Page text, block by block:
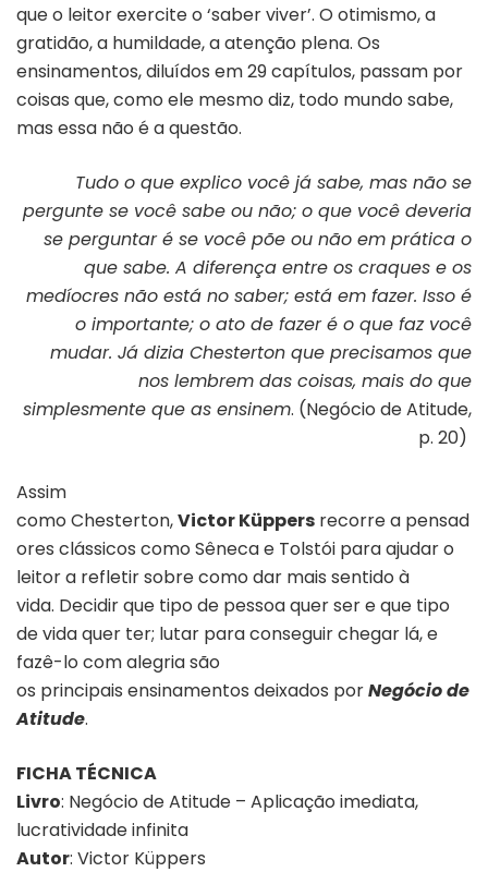
que o leitor exercite o ‘saber viver’. O otimismo, a
gratidão, a humildade, a atenção plena. Os
ensinamentos, diluídos em 29 capítulos, passam por
coisas que, como ele mesmo diz, todo mundo sabe,
mas essa não é a questão.
Tudo o que explico você já sabe, mas não se
pergunte se você sabe ou não; o que você deveria
se perguntar é se você põe ou não em prática o
que sabe. A diferença entre os craques e os
medíocres não está no saber; está em fazer. Isso é
o importante; o ato de fazer é o que faz você
mudar. Já dizia Chesterton que precisamos que
nos lembrem das coisas, mais do que
simplesmente que as ensinem. (Negócio de Atitude,
p. 20)
Assim
como Chesterton,Victor Küppers recorre a pensad
ores clássicos como Sêneca e Tolstói para ajudar o
leitor a refletir sobre como dar mais sentido à
vida. Decidir que tipo de pessoa quer ser e que tipo
de vida quer ter; lutar para conseguir chegar lá, e
fazê-lo com alegria são
os principais ensinamentos deixados porNegócio de
Atitude.
FICHA TÉCNICA
Livro: Negócio de Atitude – Aplicação imediata,
lucratividade infinita
Autor: Victor Küppers